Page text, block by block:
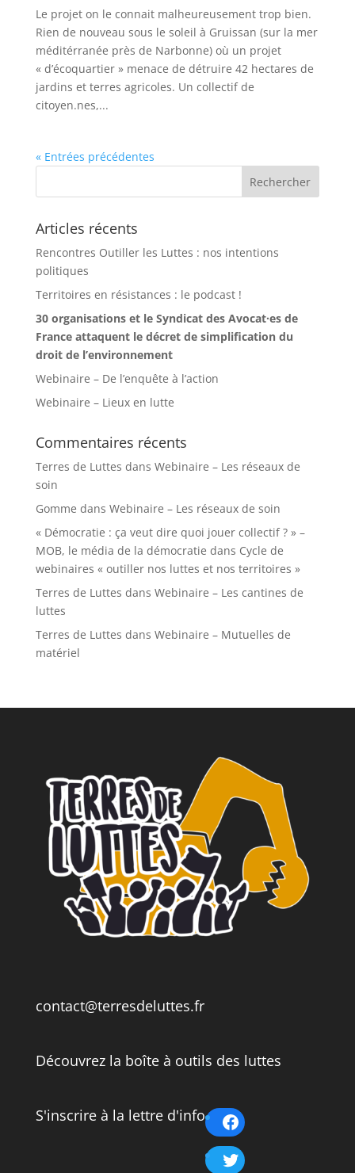
Le projet on le connait malheureusement trop bien.
Rien de nouveau sous le soleil à Gruissan (sur la mer
méditérranée près de Narbonne) où un projet
« d’écoquartier » menace de détruire 42 hectares de
jardins et terres agricoles. Un collectif de
citoyen.nes,...
« Entrées précédentes
Articles récents
Rencontres Outiller les Luttes : nos intentions
politiques
Territoires en résistances : le podcast !
30 organisations et le Syndicat des Avocat·es de
France attaquent le décret de simplification du
droit de l’environnement
Webinaire – De l’enquête à l’action
Webinaire – Lieux en lutte
Commentaires récents
Terres de Luttes dans Webinaire – Les réseaux de
soin
Gomme dans Webinaire – Les réseaux de soin
« Démocratie : ça veut dire quoi jouer collectif ? » –
MOB, le média de la démocratie dans Cycle de
webinaires « outiller nos luttes et nos territoires »
Terres de Luttes dans Webinaire – Les cantines de
luttes
Terres de Luttes dans Webinaire – Mutuelles de
matériel
contact@terresdeluttes.fr
Découvrez la boîte à outils des luttes
S'inscrire à la lettre d'info
Facebook
Twitter